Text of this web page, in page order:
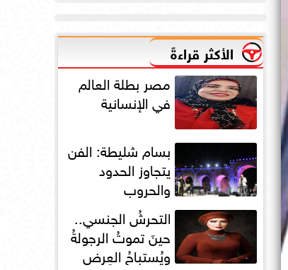
الأكثر قراءةً
مصر بطلة العالم
في الإنسانية
بسام شليطة: الفن
يتجاوز الحدود
والحروب
التحرشُ الجنسي..
حينَ تموتُ الرجولةُ
ويُستباحُ العِرض